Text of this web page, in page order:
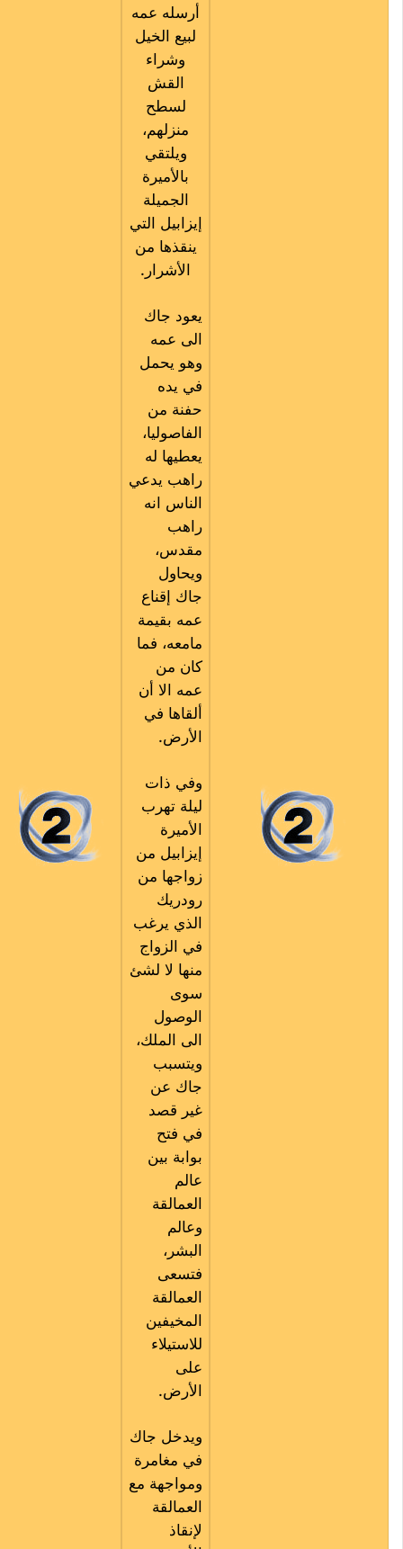
أرسله عمه
لبيع الخيل
وشراء
القش
لسطح
منزلهم،
ويلتقي
بالأميرة
الجميلة
إيزابيل التي
ينقذها من
الأشرار.
يعود جاك
الى عمه
وهو يحمل
في يده
حفنة من
الفاصوليا،
يعطيها له
راهب يدعي
الناس انه
راهب
مقدس،
ويحاول
جاك إقناع
عمه بقيمة
مامعه، فما
كان من
عمه الا أن
ألقاها في
الأرض.
وفي ذات
ليلة تهرب
الأميرة
إيزابيل من
زواجها من
رودريك
الذي يرغب
في الزواج
منها لا لشئ
سوى
الوصول
الى الملك،
ويتسبب
جاك عن
غير قصد
في فتح
بوابة بين
عالم
العمالقة
وعالم
البشر،
فتسعى
العمالقة
المخيفين
للاستيلاء
على
الأرض.
ويدخل جاك
في مغامرة
ومواجهة مع
العمالقة
لإنقاذ